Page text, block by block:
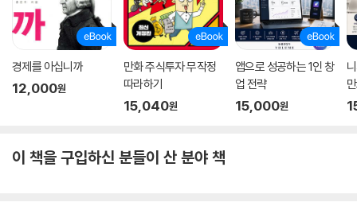
경제를 아십니까
12,000원
만화 주식투자 무작정
따라하기
15,040원
앱으로 성공하는 1인 창
업 전략
15,000원
이 책을 구입하신 분들이 산 분야 책